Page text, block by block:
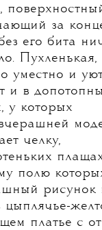
за
его бита
Пухленькая,
уместно и
и в
у которых
челку,
полю
рисунок
цыплячье-
платье с